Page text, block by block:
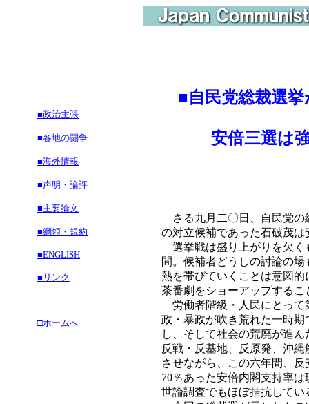
■政治主張
■各地の闘争
■海外情報
■声明・論評
■主要論文
■綱領・規約
■ENGLISH
■リンク
□ホームへ
■自民党総裁選
安倍三選は強
さる九月二〇日、自民党の
の対立候補であった石破茂
選挙戦は盛り上がりを欠く
間。候補者どうしの討論の
熱を帯びていくことは意図
茶番劇をショーアップするこ
労働者階級・人民にとって
政・暴政が吹き荒れた一時
し、そして社会の荒廃が進
反戦・反基地、反原発、沖
させながら、この六年間、
70％あった安倍内閣支持率
世論調査でもほぼ拮抗してい